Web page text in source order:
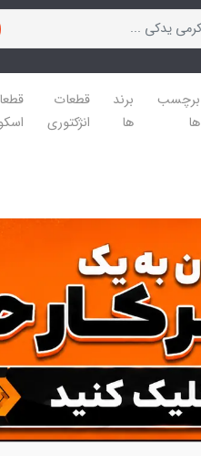
برچسب
ها
برند
ها
قطعات
انژکتوری